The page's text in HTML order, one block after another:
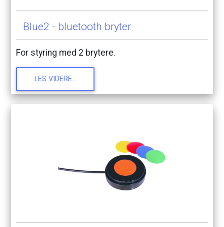
Blue2 - bluetooth bryter
For styring med 2 brytere.
LES VIDERE...